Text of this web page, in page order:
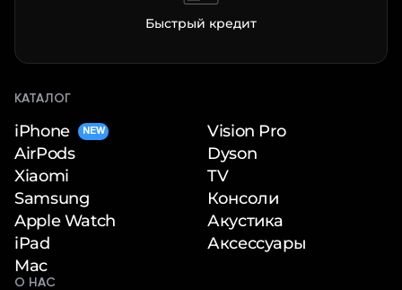
Быстрый кредит
КАТАЛОГ
iPhone NEW
AirPods
Xiaomi
Samsung
Apple Watch
iPad
Mac
Vision Pro
Dyson
TV
Консоли
Акустика
Аксессуары
О НАС